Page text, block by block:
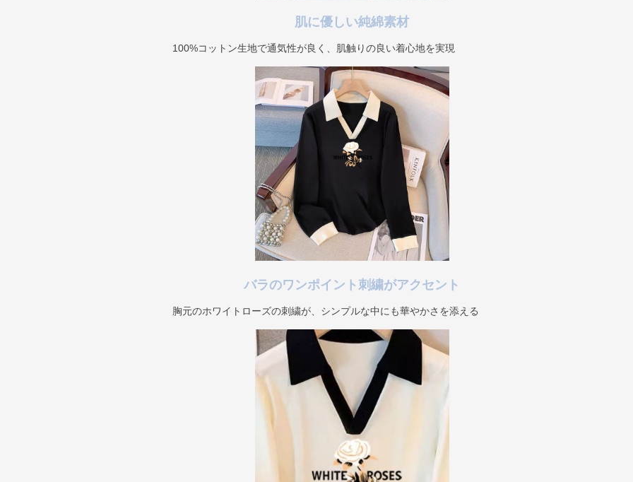
肌に優しい純綿素材
100%コットン生地で通気性が良く、肌触りの良い着心地を実現
バラのワンポイント刺繍がアクセント
胸元のホワイトローズの刺繍が、シンプルな中にも華やかさを添える